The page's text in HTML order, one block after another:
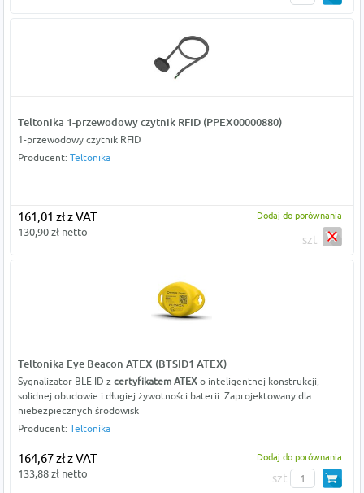
Teltonika 1-przewodowy czytnik RFID (PPEX00000880)
1-przewodowy czytnik RFID
Producent: Teltonika
161,01 zł z VAT
130,90 zł netto
Dodaj do porównania
szt
Teltonika Eye Beacon ATEX (BTSID1 ATEX)
Sygnalizator BLE ID z certyfikatem ATEXo inteligentnej konstrukcji,
solidnej obudowie i długiej żywotności baterii. Zaprojektowany dla
niebezpiecznych środowisk
Producent: Teltonika
164,67 zł z VAT
133,88 zł netto
Dodaj do porównania
szt